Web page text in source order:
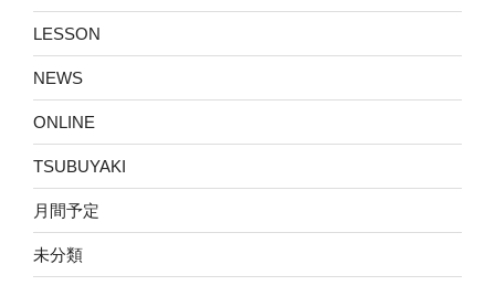
LESSON
NEWS
ONLINE
TSUBUYAKI
月間予定
未分類